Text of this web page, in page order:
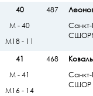
40
487
М - 40
М18 - 11
41
468
СШОР
М - 41
М16 - 14